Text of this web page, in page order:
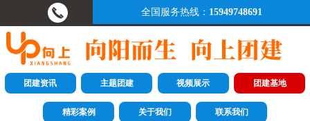
全国服务热线： 15949748691
团建资讯 主题团建 视频展示 团建基地
精彩案例 关于我们 联系我们